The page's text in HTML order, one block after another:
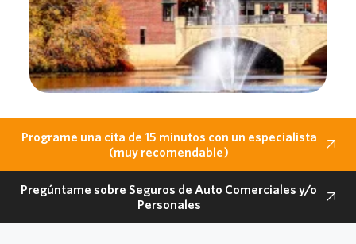
Programe una cita de 15 minutos con un especialista
(muy recomendable)
Pregúntame sobre Seguros de Auto Comerciales y/o
Personales